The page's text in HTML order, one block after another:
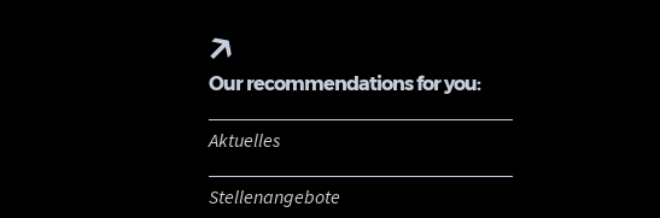
Our recommendations for you:
Aktuelles
Stellenangebote